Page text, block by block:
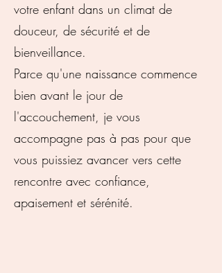
votre enfant dans un climat de
douceur, de sécurité et de
bienveillance.
Parce qu'une naissance commence
bien avant le jour de
l'accouchement, je vous
accompagne pas à pas pour que
vous puissiez avancer vers cette
rencontre avec confiance,
apaisement et sérénité.